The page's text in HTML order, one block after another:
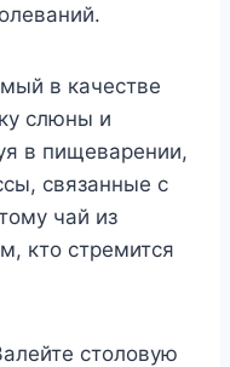
в качестве
слюны и
в пищеварении,
связанные с
чай из
кто стремится
столовую